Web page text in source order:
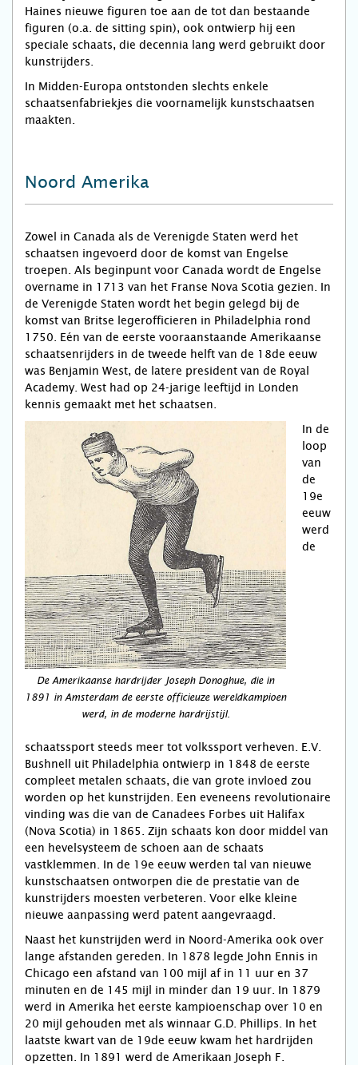
Haines nieuwe figuren toe aan de tot dan bestaande
figuren (o.a. de sitting spin), ook ontwierp hij een
speciale schaats, die decennia lang werd gebruikt door
kunstrijders.
In Midden-Europa ontstonden slechts enkele
schaatsenfabriekjes die voornamelijk kunstschaatsen
maakten.
Noord Amerika
Zowel in Canada als de Verenigde Staten werd het
schaatsen ingevoerd door de komst van Engelse
troepen. Als beginpunt voor Canada wordt de Engelse
overname in 1713 van het Franse Nova Scotia gezien. In
de Verenigde Staten wordt het begin gelegd bij de
komst van Britse legerofficieren in Philadelphia rond
1750. Eén van de eerste vooraanstaande Amerikaanse
schaatsenrijders in de tweede helft van de 18de eeuw
was Benjamin West, de latere president van de Royal
Academy. West had op 24-jarige leeftijd in Londen
kennis gemaakt met het schaatsen.
De Amerikaanse hardrijder Joseph Donoghue, die in
1891 in Amsterdam de eerste officieuze wereldkampioen
werd, in de moderne hardrijstijl.
In de
loop
van
de
19e
eeuw
werd
de
schaatssport steeds meer tot volkssport verheven. E.V.
Bushnell uit Philadelphia ontwierp in 1848 de eerste
compleet metalen schaats, die van grote invloed zou
worden op het kunstrijden. Een eveneens revolutionaire
vinding was die van de Canadees Forbes uit Halifax
(Nova Scotia) in 1865. Zijn schaats kon door middel van
een hevelsysteem de schoen aan de schaats
vastklemmen. In de 19e eeuw werden tal van nieuwe
kunstschaatsen ontworpen die de prestatie van de
kunstrijders moesten verbeteren. Voor elke kleine
nieuwe aanpassing werd patent aangevraagd.
Naast het kunstrijden werd in Noord-Amerika ook over
lange afstanden gereden. In 1878 legde John Ennis in
Chicago een afstand van 100 mijl af in 11 uur en 37
minuten en de 145 mijl in minder dan 19 uur. In 1879
werd in Amerika het eerste kampioenschap over 10 en
20 mijl gehouden met als winnaar G.D. Phillips. In het
laatste kwart van de 19de eeuw kwam het hardrijden
opzetten. In 1891 werd de Amerikaan Joseph F.